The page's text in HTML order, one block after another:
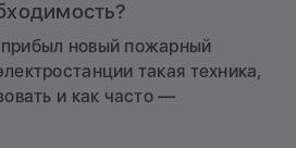
новый пожарный
такая техника,
и как часто —